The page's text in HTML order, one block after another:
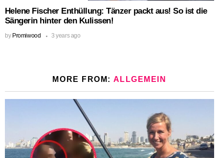
Helene Fischer Enthüllung: Tänzer packt aus! So ist die
Sängerin hinter den Kulissen!
by Promiwood 3 years ago
MORE FROM: ALLGEMEIN